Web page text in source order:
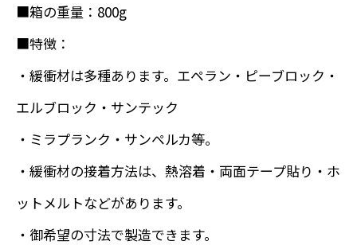
■箱の重量：800g
■特徴：
・緩衝材は多種あります。エペラン・ピーブロック・
エルブロック・サンテック
・ミラプランク・サンペルカ等。
・緩衝材の接着方法は、熱溶着・両面テープ貼り・ホ
ットメルトなどがあります。
・御希望の寸法で製造できます。